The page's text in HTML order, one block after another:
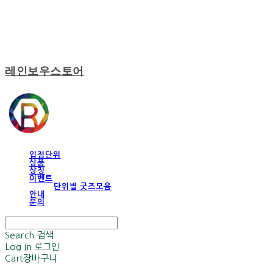
레인보우스토어
입점단위
상품
상징
이벤트
단위별 굿즈모음
안내
문의
Search 검색
Log In 로그인
Cart장바구니